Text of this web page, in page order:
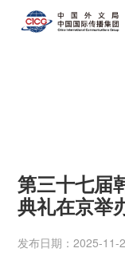
第三十七届
典礼在京举
发布日期：2025-11-